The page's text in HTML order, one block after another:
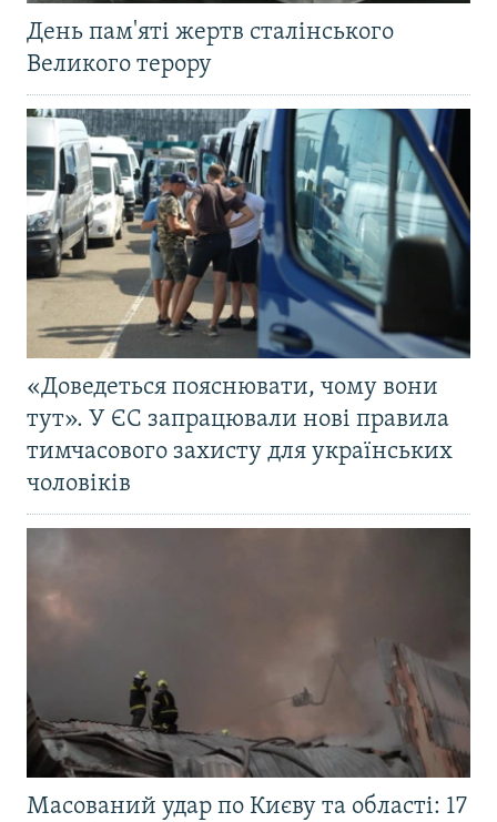
День пам'яті жертв сталінського
Великого терору
«Доведеться пояснювати, чому вони
тут». У ЄС запрацювали нові правила
тимчасового захисту для українських
чоловіків
Масований удар по Києву та області: 17